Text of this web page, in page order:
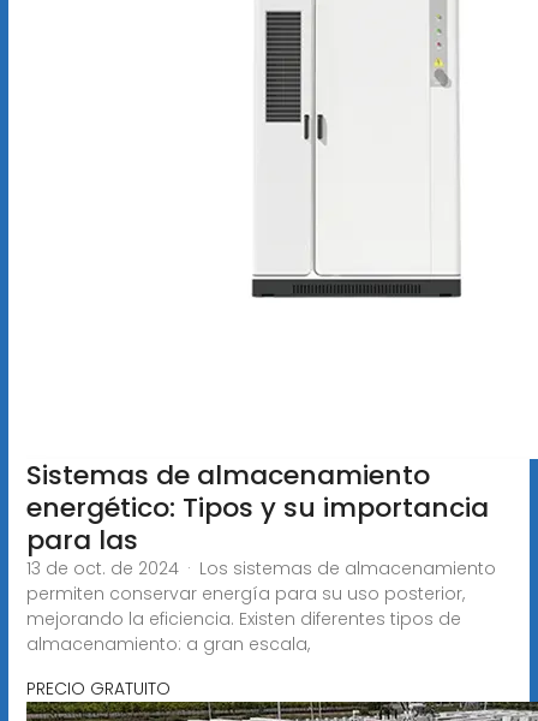
Sistemas de almacenamiento
energético: Tipos y su importancia
para las
13 de oct. de 2024 · Los sistemas de almacenamiento
permiten conservar energía para su uso posterior,
mejorando la eficiencia. Existen diferentes tipos de
almacenamiento: a gran escala,
PRECIO GRATUITO